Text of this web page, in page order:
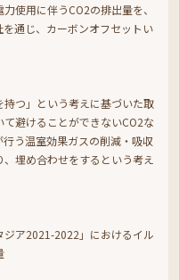
使用に伴うCO2の排出量を、
通じ、カーボンオフセットい
持つ」という考えに基づいた取
避けることができないCO2な
う温室効果ガスの削減・吸収
埋め合わせをするという考え
ア2021-2022」におけるイル